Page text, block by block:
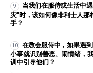
【线上祷
蠢！
【线上祷
神！
9
当我们在服侍或生活中
灾”时，该如何像非利士人
手？
10
在教会服侍中，如果遇
小事就识别善恶、闹情绪，
训中引导他们？